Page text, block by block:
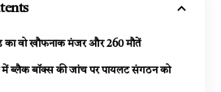
वो खौफनाक मंजर और 260 मौतें
में ब्लैक बॉक्स की जांच पर पायलट संगठन को